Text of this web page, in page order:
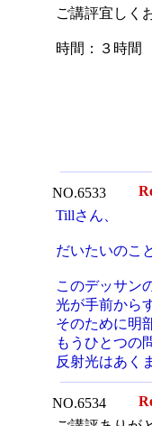
ご講評宜しく
時間：３時間
NO.6533
Tillさん、
だいたいのこ
このデッサン
光が手前から
そのために明
もうひとつの
反射光はあく
NO.6534